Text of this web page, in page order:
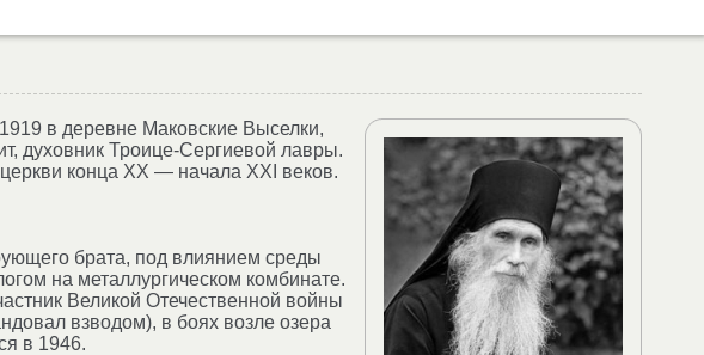
в деревне Маковские Выселки,
духовник Троице-Сергиевой лавры.
конца XX — начала XXI веков.
брата, под влиянием среды
на металлургическом комбинате.
Великой Отечественной войны
взводом), в боях возле озера
в 1946.